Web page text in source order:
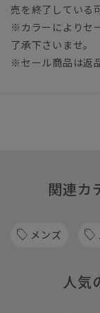
売を終了している
※カラーによりセ
了承下さいませ。
※セール商品は返
関連カ
メンズ
人気